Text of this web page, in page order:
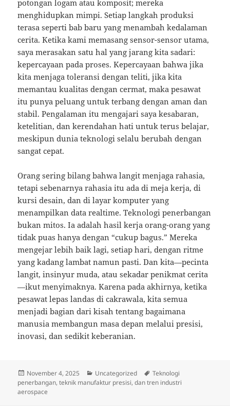
potongan logam atau komposit; mereka
menghidupkan mimpi. Setiap langkah produksi
terasa seperti bab baru yang menambah kedalaman
cerita. Ketika kami memasang sensor-sensor utama,
saya merasakan satu hal yang jarang kita sadari:
kepercayaan pada proses. Kepercayaan bahwa jika
kita menjaga toleransi dengan teliti, jika kita
memantau kualitas dengan cermat, maka pesawat
itu punya peluang untuk terbang dengan aman dan
stabil. Pengalaman itu mengajari saya kesabaran,
ketelitian, dan kerendahan hati untuk terus belajar,
meskipun dunia teknologi selalu berubah dengan
sangat cepat.
Orang sering bilang bahwa langit menjaga rahasia,
tetapi sebenarnya rahasia itu ada di meja kerja, di
kursi desain, dan di layar komputer yang
menampilkan data realtime. Teknologi penerbangan
bukan mitos. Ia adalah hasil kerja orang-orang yang
tidak puas hanya dengan “cukup bagus.” Mereka
mengejar lebih baik lagi, setiap hari, dengan ritme
yang kadang lambat namun pasti. Dan kita—pecinta
langit, insinyur muda, atau sekadar penikmat cerita
—ikut menyimaknya. Karena pada akhirnya, ketika
pesawat lepas landas di cakrawala, kita semua
menjadi bagian dari kisah tentang bagaimana
manusia membangun masa depan melalui presisi,
inovasi, dan sedikit keberanian.
Posted
on
November 4, 2025 Categories
Uncategorized Tags
Teknologi
penerbangan, teknik manufaktur presisi, dan tren industri
aerospace